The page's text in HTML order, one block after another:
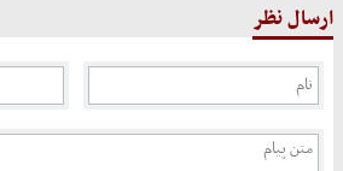
ارسال نظر